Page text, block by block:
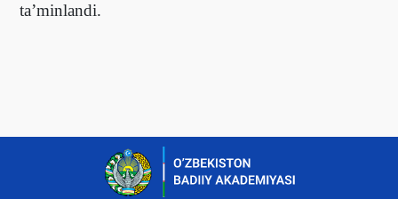
ta’minlandi.